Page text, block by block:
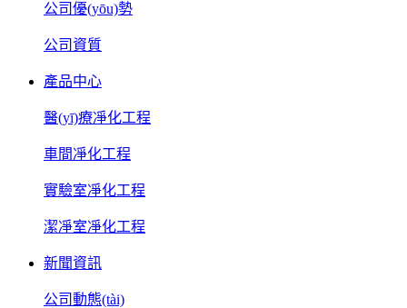
公司優(yōu)勢
公司資質
產品中心
醫(yī)療凈化工程
車間凈化工程
實驗室凈化工程
潔凈室凈化工程
新聞資訊
公司動態(tài)